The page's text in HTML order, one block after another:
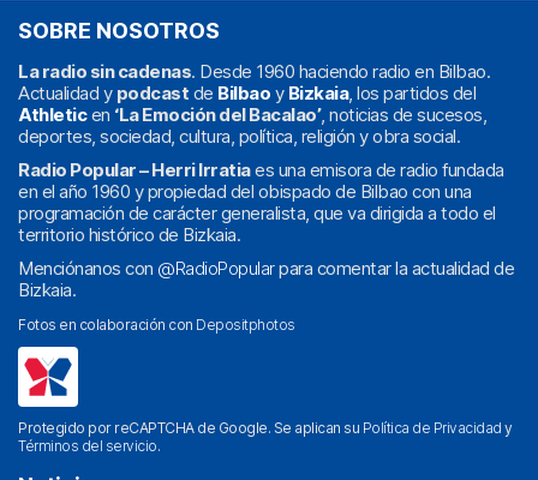
SOBRE NOSOTROS
La radio sin cadenas. Desde 1960 haciendo radio en Bilbao.
Actualidad y podcast de Bilbao y Bizkaia, los partidos del
Athleticen ‘La Emoción del Bacalao’, noticias de sucesos,
deportes, sociedad, cultura, política, religión y obra social.
Radio Popular – Herri Irratiaes una emisora de radio fundada
en el año 1960 y propiedad del obispado de Bilbao con una
programación de carácter generalista, que va dirigida a todo el
territorio histórico de Bizkaia.
Menciónanos con @RadioPopularpara comentar la actualidad de
Bizkaia.
Fotos en colaboración con Depositphotos
Protegido por reCAPTCHA de Google. Se aplican su Política de Privacidad y
Términos del servicio.